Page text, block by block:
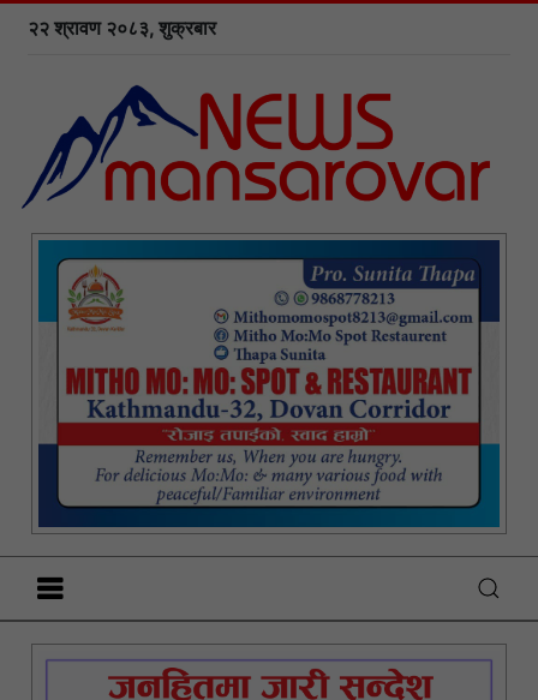
२२ श्रावण २०८३, शुक्रबार